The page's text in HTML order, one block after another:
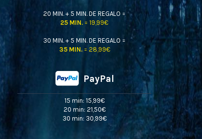
20 MIN. + 5 MIN. DE REGALO =
25 MIN. = 19,99€
30 MIN. + 5 MIN. DE REGALO =
35 MIN.= 28,99€
PayPal
15 min: 15,99€
20 min: 21,50€
30 min: 30,99€